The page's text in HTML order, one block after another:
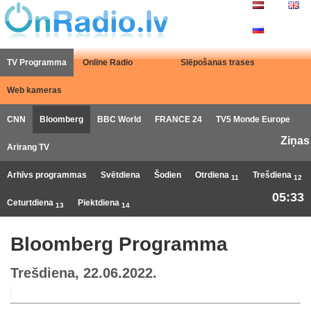
TV Programma Online Radio Slēpošanas trases
Web kameras
CNN Bloomberg BBC World FRANCE 24 TV5 Monde Europe
Arirang TV
Ziņas
Arhīvs programmas Svētdiena Šodien Otrdiena 11 Trešdiena 12
Ceturtdiena 13 Piektdiena 14
05:33
Bloomberg Programma
Trešdiena, 22.06.2022.